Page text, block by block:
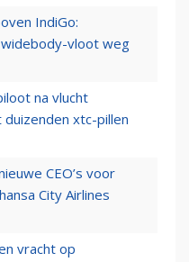
IndiGo:
vloot weg
na vlucht
xtc-pillen
CEO’s voor
City Airlines
vracht op